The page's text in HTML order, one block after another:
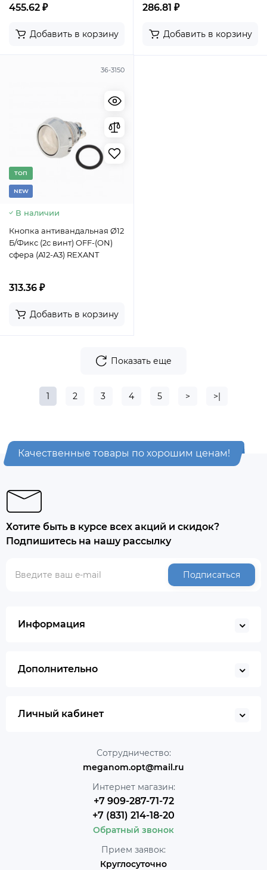
455.62 ₽
Добавить в корзину
286.81 ₽
Добавить в корзину
36-3150
TОП
NEW
В наличии
Кнопка антивандальная Ø12
Б/Фикс (2с винт) OFF-(ON)
сфера (A12-A3) REXANT
313.36 ₽
Добавить в корзину
Показать еще
1 2 3 4 5 > >|
Качественные товары по хорошим ценам!
Хотите быть в курсе всех акций и скидок?
Подпишитесь на нашу рассылку
Подписаться
Информация
Дополнительно
Личный кабинет
Сотрудничество:
meganom.opt@mail.ru
Интернет магазин:
+7 909-287-71-72
+7 (831) 214-18-20
Обратный звонок
Прием заявок:
Круглосуточно